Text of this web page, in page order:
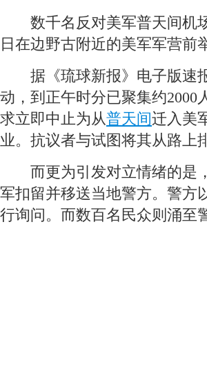
数千名反对美军普天间机
日在边野古附近的美军军营前
据《琉球新报》电子版速
动，到正午时分已聚集约2000
求立即中止为从普天间迁入美
业。抗议者与试图将其从路上
而更为引发对立情绪的是
军扣留并移送当地警方。警方
行询问。而数百名民众则涌至